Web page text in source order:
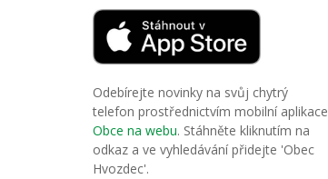
Odebírejte novinky na svůj chytrý
telefon prostřednictvím mobilní aplikace
Obce na webu. Stáhněte kliknutím na
odkaz a ve vyhledávání přidejte 'Obec
Hvozdec'.